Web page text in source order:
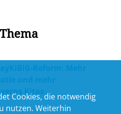
Reform: Mehr
und mehr
Kitas
Cookies, die notwendig
nutzen. Weiterhin